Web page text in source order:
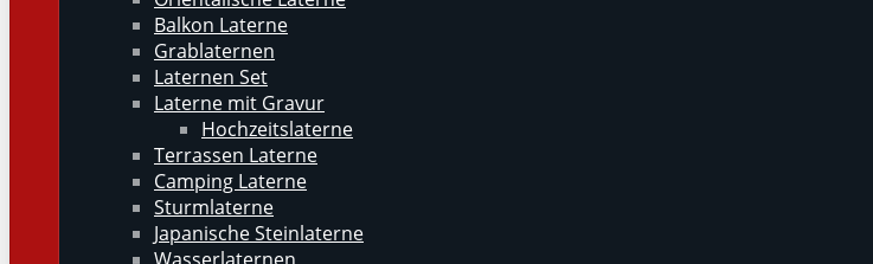
Balkon Laterne
Grablaternen
Laternen Set
Laterne mit Gravur
Hochzeitslaterne
Terrassen Laterne
Camping Laterne
Sturmlaterne
Japanische Steinlaterne